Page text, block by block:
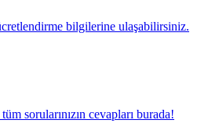
bilgilerine ulaşabilirsiniz.
sorularınızın cevapları burada!